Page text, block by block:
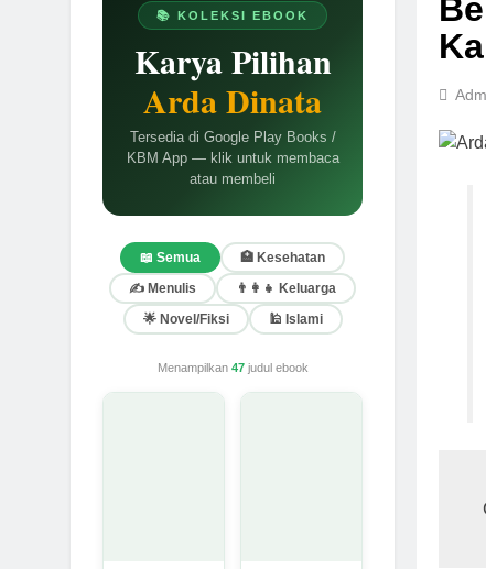
📚 KOLEKSI EBOOK
Karya Pilihan
Arda Dinata
Tersedia di Google Play Books /
KBM App — klik untuk membaca
atau membeli
📖 Semua
🏥 Kesehatan
✍️ Menulis
👨‍👩‍👧 Keluarga
🌟 Novel/Fiksi
🕌 Islami
Menampilkan 47judul ebook